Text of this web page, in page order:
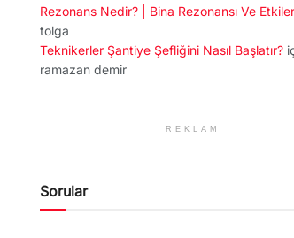
Rezonans Nedir? | Bina Rezonansı Ve
tolga
Teknikerler Şantiye Şefliğini Nasıl Başlatır?
ramazan demir
REKLAM
Sorular